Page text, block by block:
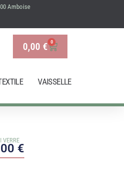
Amboise
0,00 € 0
Panier
VAISSELLE
VERRE
€